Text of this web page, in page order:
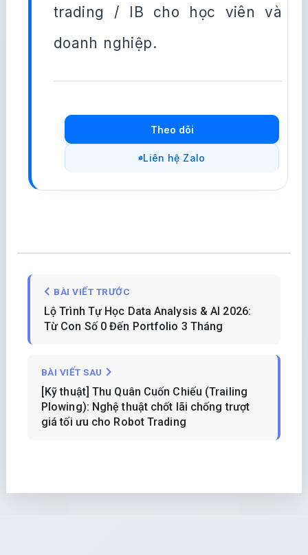
trading / IB cho học viên và
doanh nghiệp.
Theo dõi
Liên hệ Zalo
BÀI VIẾT TRƯỚC
Lộ Trình Tự Học Data Analysis & AI 2026:
Từ Con Số 0 Đến Portfolio 3 Tháng
BÀI VIẾT SAU
[Kỹ thuật] Thu Quân Cuốn Chiếu (Trailing
Plowing): Nghệ thuật chốt lãi chống trượt
giá tối ưu cho Robot Trading